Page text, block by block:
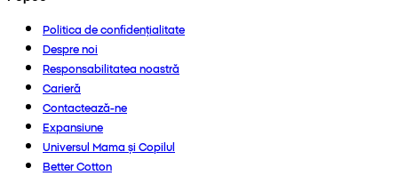
Politica de confidențialitate
Despre noi
Responsabilitatea noastră
Carieră
Contactează-ne
Expansiune
Universul Mama și Copilul
Better Cotton